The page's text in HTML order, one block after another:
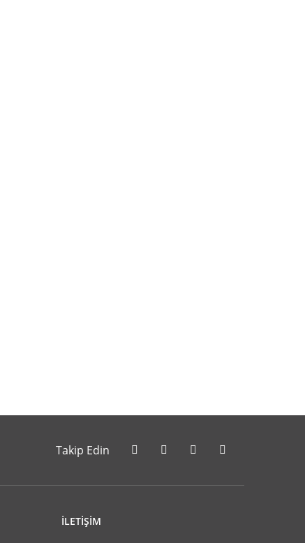
Takip Edin
İLETİŞİM